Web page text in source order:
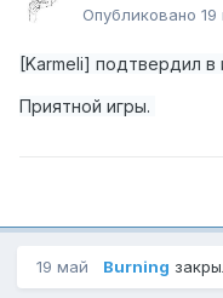
Опубликовано 19
[Karmeli] подтвердил в
Приятной игры.
19 май Burning